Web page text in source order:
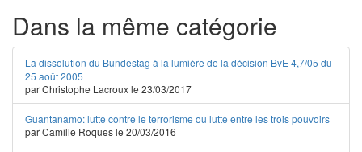
Dans la même catégorie
La dissolution du Bundestag à la lumière de la décision BvE 4,7/05 du
25 août 2005
par Christophe Lacroux le 23/03/2017
Guantanamo: lutte contre le terrorisme ou lutte entre les trois pouvoirs
par Camille Roques le 20/03/2016